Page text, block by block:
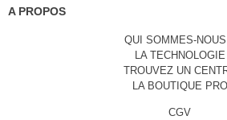
A PROPOS
QUI SOMMES-
LA TECHNOLOGIE
TROUVEZ UN
LA BOUTIQUE PRO
CGV